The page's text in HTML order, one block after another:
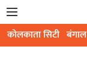
कोलकाता सिटी बंगाल